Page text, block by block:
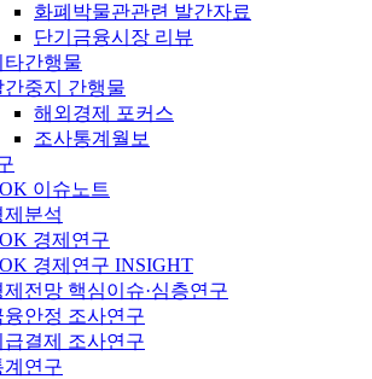
화폐박물관관련 발간자료
단기금융시장 리뷰
타간행물
간중지 간행물
해외경제 포커스
조사통계월보
이슈노트
제분석
경제연구
경제연구 INSIGHT
제전망 핵심이슈·심층연구
융안정 조사연구
급결제 조사연구
계연구